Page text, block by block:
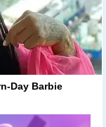
Day Barbie